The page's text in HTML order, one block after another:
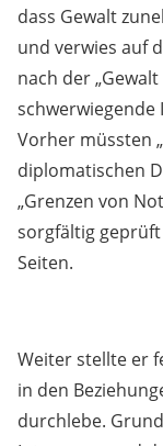
dass Gewalt
und verwies auf
nach der
schwerwiegende
Vorher müssten
diplomatischen
„Grenzen von
sorgfältig geprüft
Seiten.
Weiter stellte er
in den
durchlebe.